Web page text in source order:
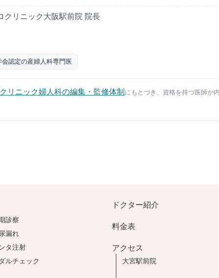
クリニック大阪駅前院 院長
認定の産婦人科専門医
リニック婦人科の編集・監修体制 にもとづき、資格を持つ医師が
診察
漏れ
タ注射
ルチェック
ドクター紹介
料金表
アクセス
大宮駅前院